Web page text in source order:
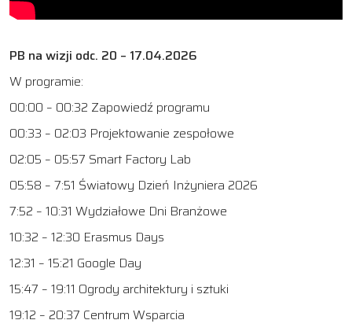
PB na wizji odc. 20 – 17.04.2026
W programie:
00:00 – 00:32 Zapowiedź programu
00:33 – 02:03 Projektowanie zespołowe
02:05 – 05:57 Smart Factory Lab
05:58 – 7:51 Światowy Dzień Inżyniera 2026
7:52 – 10:31 Wydziałowe Dni Branżowe
10:32 – 12:30 Erasmus Days
12:31 – 15:21 Google Day
15:47 – 19:11 Ogrody architektury i sztuki
19:12 – 20:37 Centrum Wsparcia